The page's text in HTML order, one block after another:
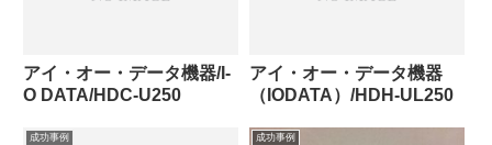
アイ・オー・データ機器/I-
O DATA/HDC-U250
アイ・オー・データ機器
（IODATA）/HDH-UL250
成功事例 成功事例